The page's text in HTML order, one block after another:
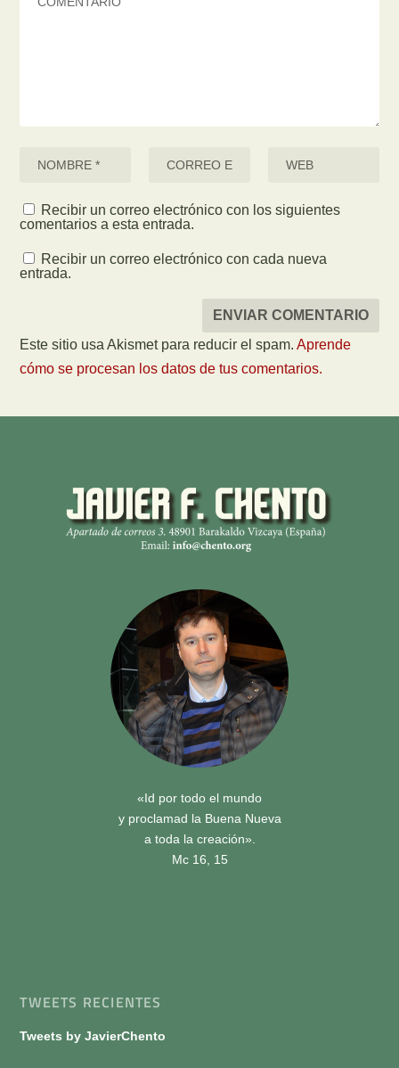
Recibir un correo electrónico con los siguientes
comentarios a esta entrada.
Recibir un correo electrónico con cada nueva
entrada.
Este sitio usa Akismet para reducir el spam.Aprende
cómo se procesan los datos de tus comentarios.
«Id por todo el mundo
y proclamad la Buena Nueva
a toda la creación».
Mc 16, 15
TWEETS RECIENTES
Tweets by JavierChento